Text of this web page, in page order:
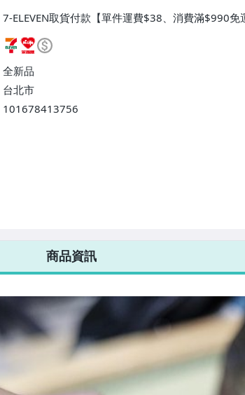
7-ELEVEN取貨付款【單件運費$38、消費滿$990免
付款【單件運費$60、消費滿$990免運費】、宅配/
0、消費滿$990免運費】
全新品
台北市
101678413756
商品資訊